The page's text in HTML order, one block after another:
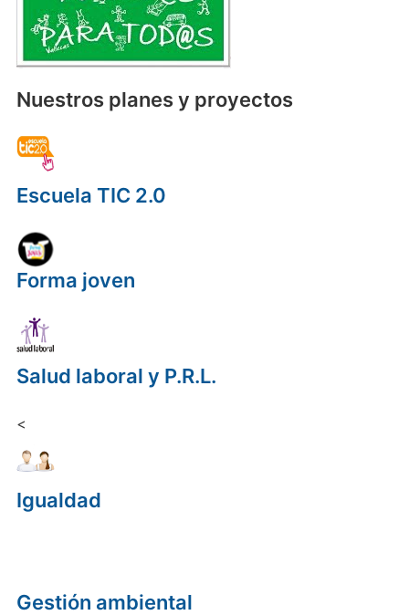
Nuestros planes y proyectos
Escuela TIC 2.0
Forma joven
Salud laboral y P.R.L.
<
Igualdad
Gestión ambiental